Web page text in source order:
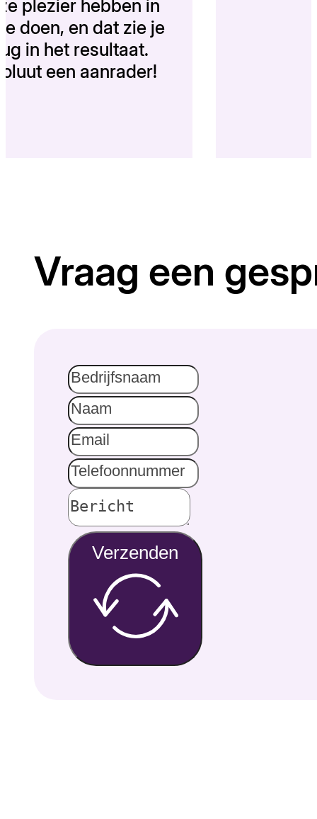
dat ze plezier hebben in
wat ze doen, en dat zie je
terug in het resultaat.
Absoluut een aanrader!
Vraag een
Verzenden